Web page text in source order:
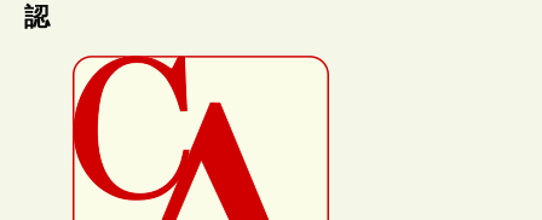
認